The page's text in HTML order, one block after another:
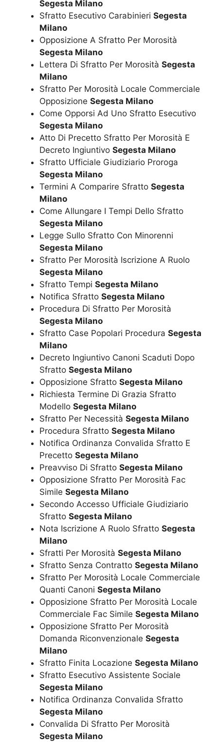
Segesta Milano
Sfratto Esecutivo Carabinieri Segesta
Milano
Opposizione A Sfratto Per Morosità
Segesta Milano
Lettera Di Sfratto Per Morosità Segesta
Milano
Sfratto Per Morosità Locale Commerciale
Opposizione Segesta Milano
Come Opporsi Ad Uno Sfratto Esecutivo
Segesta Milano
Atto Di Precetto Sfratto Per Morosità E
Decreto Ingiuntivo Segesta Milano
Sfratto Ufficiale Giudiziario Proroga
Segesta Milano
Termini A Comparire Sfratto Segesta
Milano
Come Allungare I Tempi Dello Sfratto
Segesta Milano
Legge Sullo Sfratto Con Minorenni
Segesta Milano
Sfratto Per Morosità Iscrizione A Ruolo
Segesta Milano
Sfratto Tempi Segesta Milano
Notifica Sfratto Segesta Milano
Procedura Di Sfratto Per Morosità
Segesta Milano
Sfratto Case Popolari Procedura Segesta
Milano
Decreto Ingiuntivo Canoni Scaduti Dopo
Sfratto Segesta Milano
Opposizione Sfratto Segesta Milano
Richiesta Termine Di Grazia Sfratto
Modello Segesta Milano
Sfratto Per Necessità Segesta Milano
Procedura Sfratto Segesta Milano
Notifica Ordinanza Convalida Sfratto E
Precetto Segesta Milano
Preavviso Di Sfratto Segesta Milano
Opposizione Sfratto Per Morosità Fac
Simile Segesta Milano
Secondo Accesso Ufficiale Giudiziario
Sfratto Segesta Milano
Nota Iscrizione A Ruolo Sfratto Segesta
Milano
Sfratti Per Morosità Segesta Milano
Sfratto Senza Contratto Segesta Milano
Sfratto Per Morosità Locale Commerciale
Quanti Canoni Segesta Milano
Opposizione Sfratto Per Morosità Locale
Commerciale Fac Simile Segesta Milano
Opposizione Sfratto Per Morosità
Domanda Riconvenzionale Segesta
Milano
Sfratto Finita Locazione Segesta Milano
Sfratto Esecutivo Assistente Sociale
Segesta Milano
Notifica Ordinanza Convalida Sfratto
Segesta Milano
Convalida Di Sfratto Per Morosità
Segesta Milano